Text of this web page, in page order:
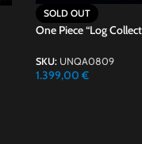
SOLD OUT
One Piece “Log
SKU: UNQA0809
1.399,00 €